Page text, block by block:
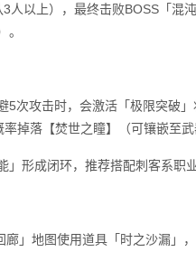
人以上），最终击败BOSS「混
。
5次攻击时，会激活「极限突破
掉落【焚世之瞳】（可镶嵌至武
形成闭环，推荐搭配刺客系职
」地图使用道具「时之沙漏」